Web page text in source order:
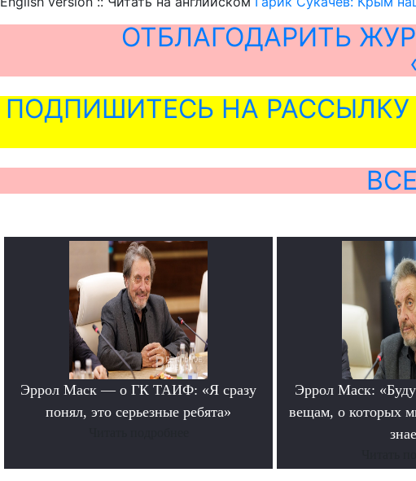
ОТБЛАГОДАРИТЬ
ПОДПИШИТЕСЬ НА
Эррол Маск — о ГК ТАИФ: «Я сразу
понял, это серьезные ребята»
Эррол Маск:
вещам, о которых